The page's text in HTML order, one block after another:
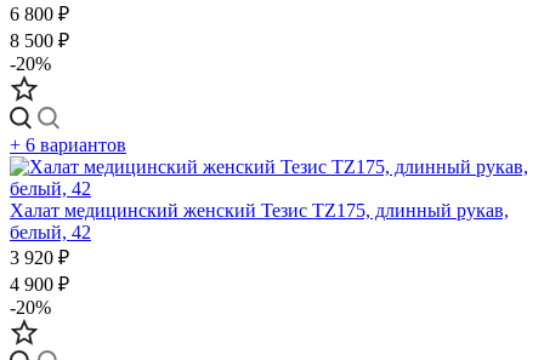
6 800 ₽
8 500 ₽
-20%
+ 6 вариантов
Халат медицинский женский Тезис TZ175, длинный рукав,
белый, 42
3 920 ₽
4 900 ₽
-20%